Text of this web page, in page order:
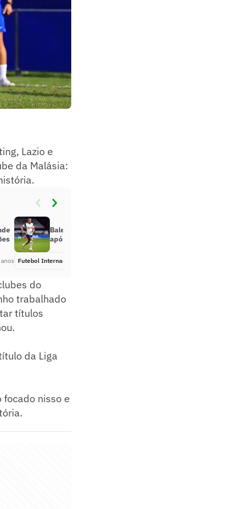
Lazio e
da Malásia:
Bale deseja voltar ao Real Madrid
após empréstimo com Tottenham
Futebol Internacional
do
trabalhado
títulos
da Liga
nisso e